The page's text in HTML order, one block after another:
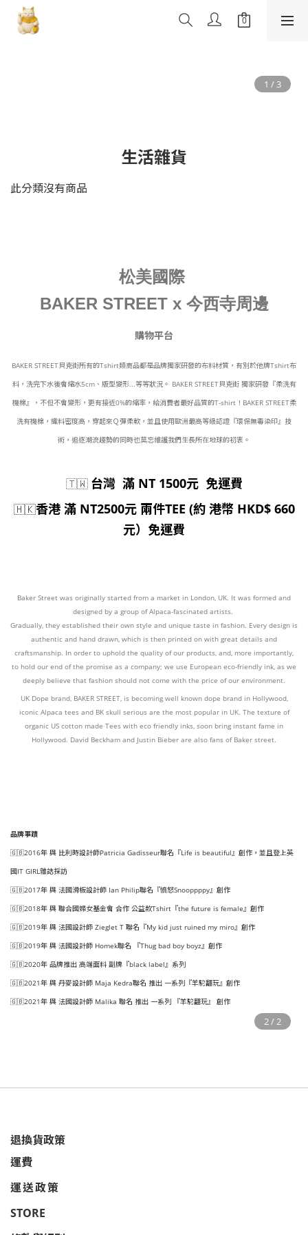
生活雜貨
此分類沒有商品
松美國際
BAKER STREET x 今西寺周邊
購物平台
BAKER STREET貝克街所有的Tshirt類商品都是品牌獨家研發的布料材質，有別於他牌Tshirt布
料，洗完下水後會縮水5cm、版型變形...等等狀況。 BAKER STREET貝克街 獨家研發『柔洗有
機棉』，不但不會變形，更有接近0%的縮率，給消費者最好品質的T-shirt！BAKER STREET柔
洗有機棉，織料密度高，穿起來Ｑ彈柔軟，並且使用歐洲最高等級認證『環保無毒染印』技
術，追逐潮流趨勢的同時也莫忘維護我們生長所在地球的初衷。
🇹🇼 台灣 滿 NT 1500元 免運費
🇭🇰香港 滿 NT2500元 兩件TEE (約 港幣 HKD$ 660
元）免運費
Baker Street was originally started from a market in London, UK. It was formed and
designed by a group of Alpaca-fascinated artists.
Gradually, they established their own style and unique taste in fashion. Every design is
authentic and hand drawn, which is then printed on with great details and
craftsmanship. In order to uphold the quality of our products, and, more importantly,
to hold our end of the promise as a company; we use European eco-friendly ink, as we
deeply believe that fashion should not come with the price of our environment.
UK Dope brand, BAKER STREET, is becoming well known dope brand in Hollywood,
iconic Alpaca tees and BK skull serious are the most popular in UK. The texture of
organic US cotton made Tees with eco friendly inks, soon bring instant fame in
Hollywood. David Beckham and Justin Bieber are also fans of Baker street.
品牌事蹟
🇬🇧2016年 與 比利時設計師Patricia Gadisseur聯名『Life is beautiful』創作，並且登上英
國IT GIRL雜誌採訪
🇬🇧2017年 與 法國滑板設計師 Ian Philip聯名『憤怒Snooppppy』創作
🇬🇧2018年 與 聯合國婦女基金會 合作 公益款Tshirt『the future is female』創作
🇬🇧2019年 與 法國設計師 Zieglet T 聯名『My kid just ruined my miro』創作
🇬🇧2019年 與 法國設計師 Homek聯名 『Thug bad boy boyz』創作
🇬🇧2020年 品牌推出 高端面料 副牌『black label』系列
🇬🇧2021年 與 丹麥設計師 Maja Kedra聯名 推出 一系列『羊駝翻玩』創作
🇬🇧2021年 與 法國設計師 Malika 聯名 推出 一系列 『羊駝翻玩』 創作
退換貨政策
運費
運送政策
STORE